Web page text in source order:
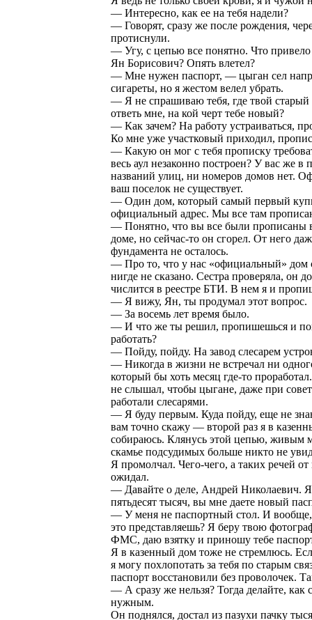
— Интересно, как ее на тебя надели?
— Говорят, сразу же после рождения,
протиснули.
— Угу, с цепью все понятно. Что привело
Ян Борисович? Опять влетел?
— Мне нужен паспорт, — цыган сел
сигареты, но я жестом велел убрать.
— Я не спрашиваю тебя, где твой старый
ответь мне, на кой черт тебе новый?
— Как зачем? На работу устраиваться,
Ко мне уже участковый приходил,
— Какую он мог с тебя прописку
весь аул незаконно построен? У вас же в
названий улиц, ни номеров домов нет.
ваш поселок не существует.
— Один дом, который самый первый
официальный адрес. Мы все там
— Понятно, что вы все были прописаны
доме, но сейчас-то он сгорел. От него
фундамента не осталось.
— Про то, что у нас «официальный» дом
нигде не сказано. Сестра проверяла, он
числится в реестре БТИ. В нем я и
— Я вижу, Ян, ты продумал этот вопрос.
— За восемь лет время было.
— И что же ты решил, пропишешься и
работать?
— Пойду, пойду. На завод слесарем
— Никогда в жизни не встречал ни
который бы хоть месяц где-то
не слышал, чтобы цыгане, даже при
работали слесарями.
— Я буду первым. Куда пойду, еще не
вам точно скажу — второй раз я в
собираюсь. Клянусь этой цепью, живым
скамье подсудимых больше никто не
Я промолчал. Чего-чего, а таких речей
ожидал.
— Давайте о деле, Андрей Николаевич.
пятьдесят тысяч, вы мне даете новый
— У меня не паспортный стол. И вообще,
это представляешь? Я беру твою
ФМС, даю взятку и приношу тебе
Я в казенный дом тоже не стремлюсь.
я могу похлопотать за тебя по старым
паспорт восстановили без проволочек.
— А сразу же нельзя? Тогда делайте, как
нужным.
Он поднялся, достал из пазухи пачку